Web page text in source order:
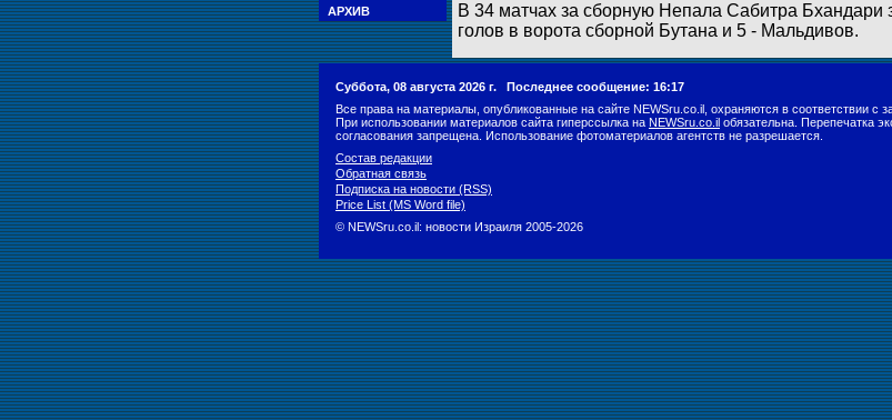
АРХИВ
В 34 матчах за сборную Непала Сабитра Бхандари
голов в ворота сборной Бутана и 5 - Мальдивов.
Суббота, 08 августа 2026 г. Последнее сообщение: 16:17
Все права на материалы, опубликованные на сайте NEWSru.co.il, охраняются в соответствии с
При использовании материалов сайта гиперссылка на NEWSru.co.il обязательна. Перепечатка
согласования запрещена. Использование фотоматериалов агентств не разрешается.
Состав редакции
Обратная связь
Подписка на новости (RSS)
Price List (MS Word file)
© NEWSru.co.il: новости Израиля 2005-2026